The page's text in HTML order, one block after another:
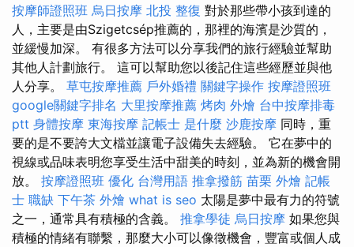
按摩師證照班 烏日按摩 北投 整復 對於那些帶小孩到達的
人，主要是由Szigetcsép推薦的，那裡的海濱是沙質的，
並緩慢加深。 有很多方法可以分享我們的旅行經驗並幫助
其他人計劃旅行。 這可以幫助您以後記住這些經歷並與他
人分享。 草屯按摩推薦 戶外婚禮 關鍵字操作 按摩證照班
google關鍵字排名 大里按摩推薦 烤肉 外燴 台中按摩排毒
ptt 身體按摩 東海按摩 記帳士 是什麼 沙鹿按摩 同時，重
要的是不要誇大文檔並讓電子設備失去經驗。 它在夢中的
視線或品味表明您享受生活中甜美的時刻，並為新的機會開
放。 按摩證照班 優化 台灣用語 推拿撥筋 苗栗 外燴 記帳
士 職缺 下午茶 外燴 what is seo 太陽是夢中最有力的符號
之一，通常具有積極的含義。 推拿學徒 烏日按摩 如果您與
積極的情緒有聯繫，那麼大小可以像徵機會，豐富或個人成